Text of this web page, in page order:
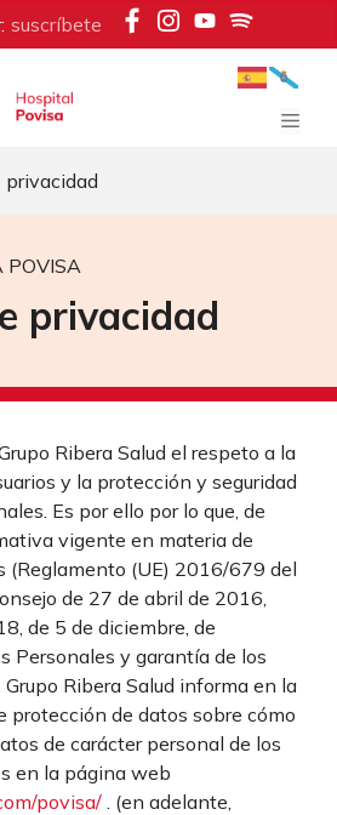
privacidad
POVISA
privacidad
Ribera Salud el respeto a la
y la protección y seguridad
Es por ello por lo que, de
vigente en materia de
(Reglamento (UE) 2016/679 del
de 27 de abril de 2016,
de 5 de diciembre, de
Personales y garantía de los
Ribera Salud informa en la
protección de datos sobre cómo
de carácter personal de los
en la página web
povisa/ . (en adelante,
suscríbete